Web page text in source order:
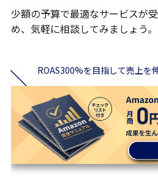
少額の予算で最適なサービスが
め、気軽に相談してみましょう。
ROAS300%を目指して売上を